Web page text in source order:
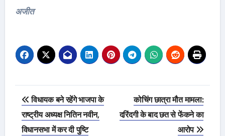
अजीत
Post
navigation
विधायक बने रहेंगे भाजपा के
राष्ट्रीय अध्यक्ष नितिन नवीन,
विधानसभा में कर दी पुष्टि
कोचिंग छात्रा मौत मामला:
दरिंदगी के बाद छत से फेंकने का
आरोप